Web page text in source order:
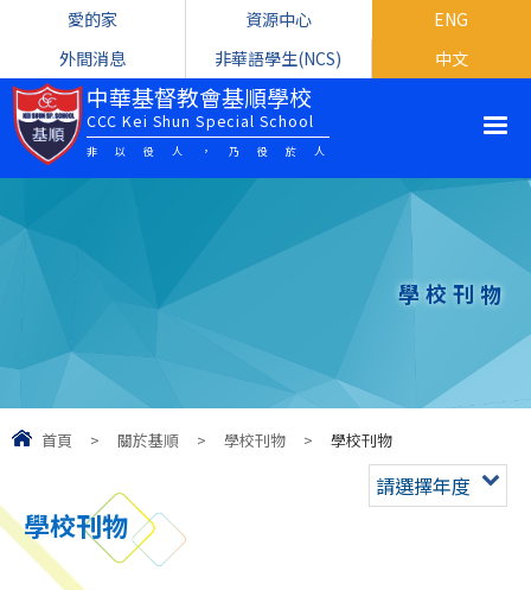
中華基督教會基順學校
CCC Kei Shun Special School
非以役人，乃役於人
ENG
中文
資源中心
愛的家
非華語學生(NCS)
外間消息
學校刊物
首頁 > 關於基順 > 學校刊物 > 學校刊物
學校刊物
請選擇年度